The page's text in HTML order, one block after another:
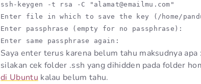
ssh-keygen -t rsa -C "alamat@emailmu.com"
Enter file in which to save the key (/home/
Enter passphrase (empty for no passphrase):
Enter same passphrase again:
Saya enter terus karena belum tahu maksudnya apa
silakan cek folder .ssh yang dihidden pada folder
di Ubuntu kalau belum tahu.